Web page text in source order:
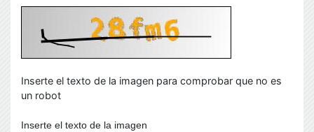
Inserte el texto de la imagen para comprobar que no es
un robot
Inserte el texto de la imagen